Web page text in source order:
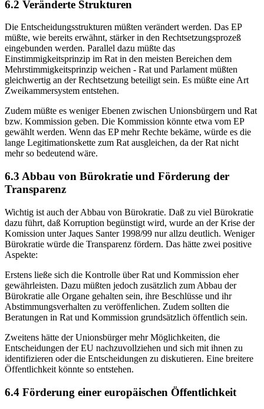
6.2 Veränderte Strukturen
Die Entscheidungsstrukturen müßten verändert werden. Das EP
müßte, wie bereits erwähnt, stärker in den Rechtsetzungsprozeß
eingebunden werden. Parallel dazu müßte das
Einstimmigkeitsprinzip im Rat in den meisten Bereichen dem
Mehrstimmigkeitsprinzip weichen - Rat und Parlament müßten
gleichwertig an der Rechtsetzung beteiligt sein. Es müßte eine Art
Zweikammersystem entstehen.
Zudem müßte es weniger Ebenen zwischen Unionsbürgern und Rat
bzw. Kommission geben. Die Kommission könnte etwa vom EP
gewählt werden. Wenn das EP mehr Rechte bekäme, würde es die
lange Legitimationskette zum Rat ausgleichen, da der Rat nicht
mehr so bedeutend wäre.
6.3 Abbau von Bürokratie und Förderung der
Transparenz
Wichtig ist auch der Abbau von Bürokratie. Daß zu viel Bürokratie
dazu führt, daß Korruption begünstigt wird, wurde an der Krise der
Komission unter Jaques Santer 1998/99 nur allzu deutlich. Weniger
Bürokratie würde die Transparenz fördern. Das hätte zwei positive
Aspekte:
Erstens ließe sich die Kontrolle über Rat und Kommission eher
gewährleisten. Dazu müßten jedoch zusätzlich zum Abbau der
Bürokratie alle Organe gehalten sein, ihre Beschlüsse und ihr
Abstimmungsverhalten zu veröffenlichen. Zudem sollten die
Beratungen in Rat und Kommission grundsätzlich öffentlich sein.
Zweitens hätte der Unionsbürger mehr Möglichkeiten, die
Entscheidungen der EU nachzuvollziehen und sich mit ihnen zu
identifizieren oder die Entscheidungen zu diskutieren. Eine breitere
Öffentlichkeit könnte so entstehen.
6.4 Förderung einer europäischen Öffentlichkeit